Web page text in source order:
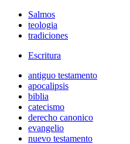
Salmos
teologia
tradiciones
Escritura
antiguo testamento
apocalipsis
biblia
catecismo
derecho canonico
evangelio
nuevo testamento